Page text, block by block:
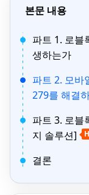
본문 내용
파트 1. 로블
생하는가
파트 2. 모바
279를 해결
파트 3. 로블
지 솔루션]
결론